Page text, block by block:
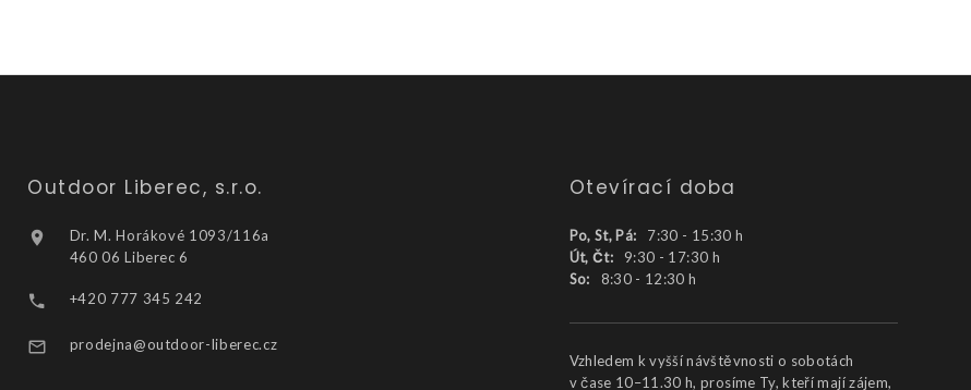
Outdoor Liberec, s.r.o.
Dr. M. Horákové 1093/116a
460 06 Liberec 6
+420 777 345 242
prodejna@outdoor-liberec.cz
Otevírací doba
Po, St, Pá:
7:30 - 15:30 h
Út, Čt: 9:30 - 17:30 h
So: 8:30 - 12:30 h
Vzhledem k vyšší návštěvnosti o sobotách
v čase 10–11.30 h, prosíme Ty, kteří mají zájem,